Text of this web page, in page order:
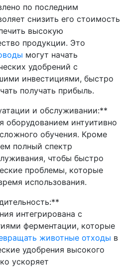
по последним
снизить его стоимость
высокую
продукции. Это
могут начать
удобрений с
инвестициями, быстро
получать прибыль.
и обслуживании:**
оборудованием интуитивно
обучения. Кроме
полный спектр
чтобы быстро
проблемы, которые
использования.
интегрирована с
ферментации, которые
животные отходы в
удобрения высокого
ускоряет